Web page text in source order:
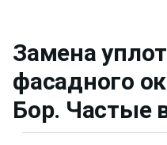
Замена
фасадного
Бор. Частые